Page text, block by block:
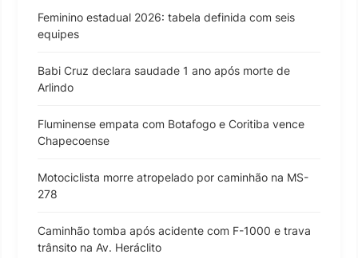
Feminino estadual 2026: tabela definida com seis
equipes
Babi Cruz declara saudade 1 ano após morte de
Arlindo
Fluminense empata com Botafogo e Coritiba vence
Chapecoense
Motociclista morre atropelado por caminhão na MS-
278
Caminhão tomba após acidente com F-1000 e trava
trânsito na Av. Heráclito